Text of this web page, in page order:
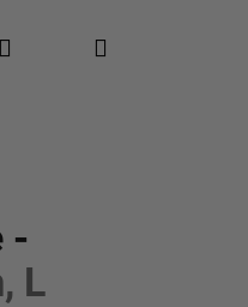
Kontakty
Přihlášení
-
L